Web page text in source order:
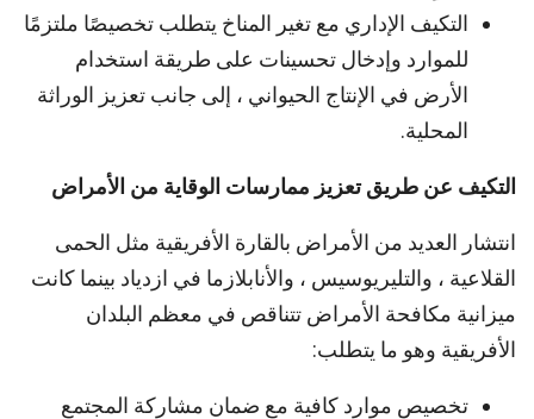
التكيف الإداري مع تغير المناخ يتطلب تخصيصًا ملتزمًا
للموارد وإدخال تحسينات على طريقة استخدام
الأرض في الإنتاج الحيواني ، إلى جانب تعزيز الوراثة
المحلية.
التكيف عن طريق تعزيز ممارسات الوقاية من الأمراض
انتشار العديد من الأمراض بالقارة الأفريقية مثل الحمى
القلاعية ، والتليريوسيس ، والأنابلازما في ازدياد بينما كانت
ميزانية مكافحة الأمراض تتناقص في معظم البلدان
الأفريقية وهو ما يتطلب:
تخصيص موارد كافية مع ضمان مشاركة المجتمع